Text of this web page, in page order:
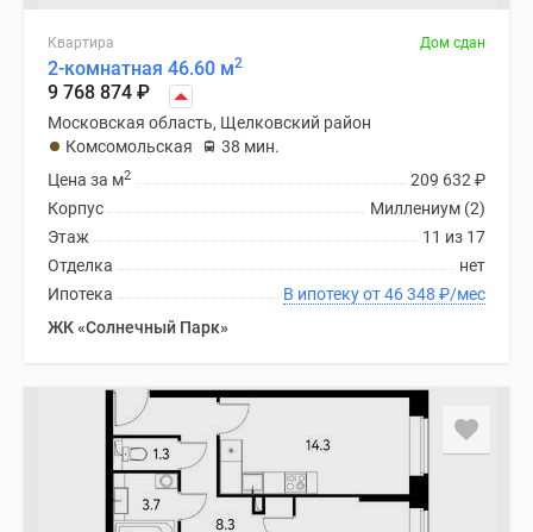
Квартира Дом сдан
2-комнатная 46.60 м2
9 768 874 ₽
Московская область, Щелковский район
Комсомольская
38 мин.
209 632 ₽
Цена за м2
Миллениум (2)
Корпус
11 из 17
Этаж
нет
Отделка
В ипотеку от 46 348 ₽/мес
Ипотека
ЖК «Солнечный Парк»